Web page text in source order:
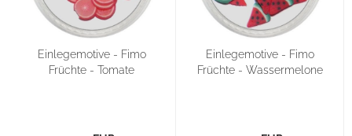
Einlegemotive - Fimo
Früchte - Tomate
Einlegemotive - Fimo
Früchte - Wassermelone